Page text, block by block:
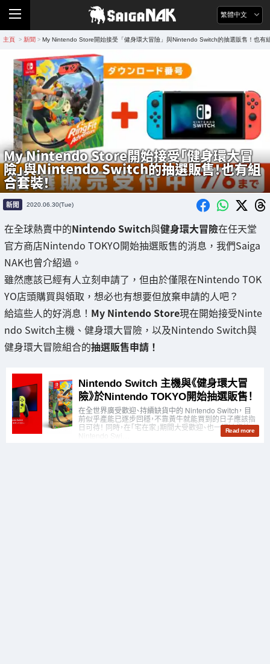
繁體中文
主頁 > 新聞 > My Nintendo Store開始接受「健身環大冒險」與Nintendo Switch的抽選販售！也有
My Nintendo Store開始接受「健身環大冒
險」與Nintendo Switch的抽選販售！也有組
合套裝！
新聞 2020.06.30(Tue)
在全球熱賣中的Nintendo Switch與健身環大冒險在任天堂
官方商店Nintendo TOKYO開始抽選販售的消息，我們Saiga
NAK也曾介紹過。
雖然應該已經有人立刻申請了，但由於僅限在Nintendo TOK
YO店頭購買與領取，想必也有想要但放棄申請的人吧？
給這些人的好消息！ My Nintendo Store現在開始接受Ninte
ndo Switch主機、健身環大冒險，以及Nintendo Switch與
健身環大冒險組合的抽選販售申請！